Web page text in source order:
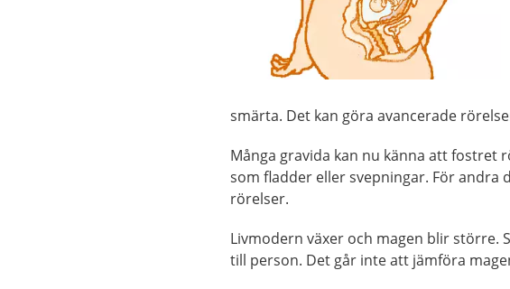
smärta. Det kan göra avancerade
Många gravida kan nu känna att fostret
som fladder eller svepningar. För
rörelser.
Livmodern växer och magen blir större.
till person. Det går inte att jämföra